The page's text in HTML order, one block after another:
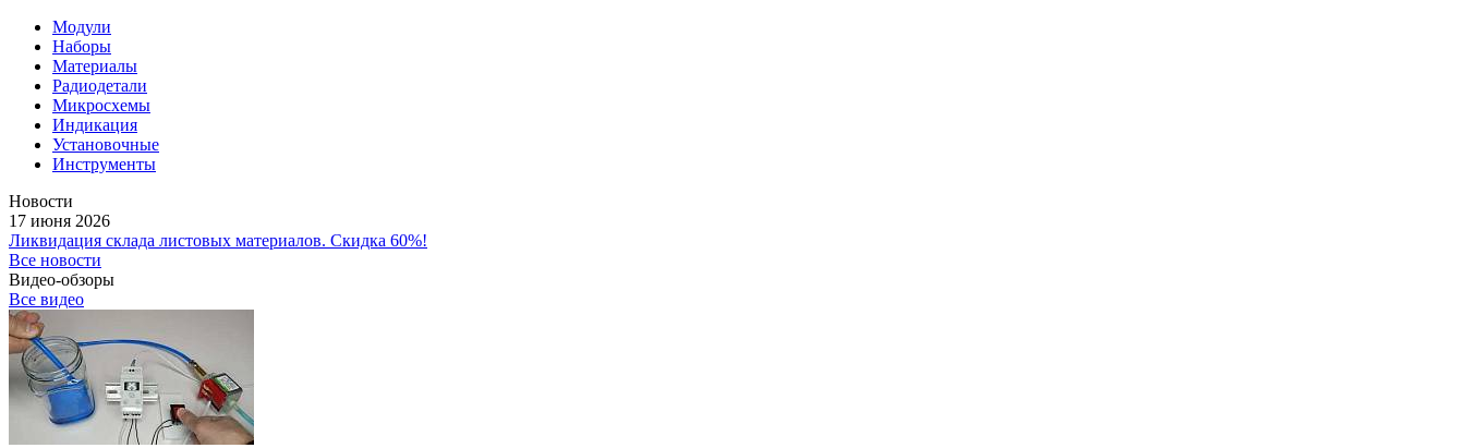
Модули
Наборы
Материалы
Радиодетали
Микросхемы
Индикация
Установочные
Инструменты
Новости
17 июня 2026
Ликвидация склада листовых материалов. Скидка 60%!
Все новости
Видео-обзоры
Все видео